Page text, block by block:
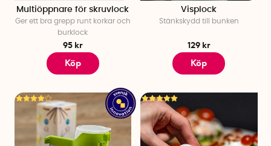
Multiöppnare för skruvlock
Ger ett bra grepp runt korkar och
burklock
95 kr
Köp
Visplock
Stänkskydd till bunken
129 kr
Köp